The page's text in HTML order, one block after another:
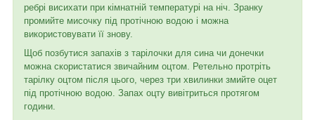
ребрі висихати при кімнатній температурі на ніч. Зранку
промийте мисочку під протічною водою і можна
використовувати її знову.
Щоб позбутися запахів з тарілочки для сина чи донечки
можна скористатися звичайним оцтом. Ретельно протріть
тарілку оцтом після цього, через три хвилинки змийте оцет
під протічною водою. Запах оцту вивітриться протягом
години.